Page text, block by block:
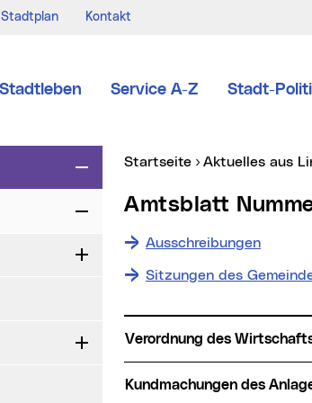
Stadtplan Kontakt
Stadtleben Service A-Z Stadt-
Zuklappen
Zuklappen
Aufklappen
Aufklappen
Sie sind hier:
Startseite Aktuelles aus
Amtsblatt
Ausschreibungen
Sitzungen des
Verordnung des
Kundmachungen des